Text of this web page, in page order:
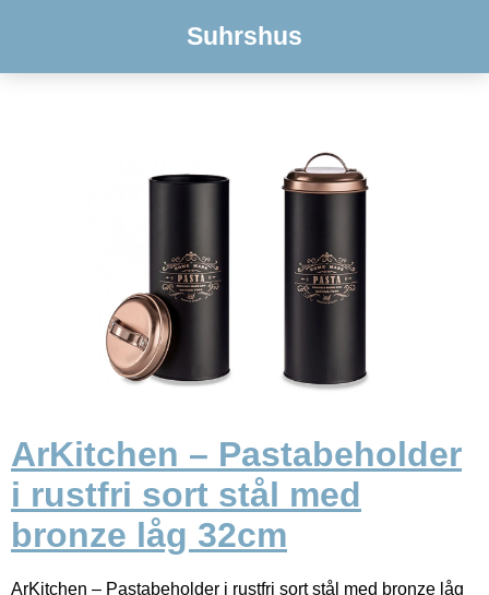
Suhrshus
ArKitchen – Pastabeholder
i rustfri sort stål med
bronze låg 32cm
ArKitchen – Pastabeholder i rustfri sort stål med bronze låg